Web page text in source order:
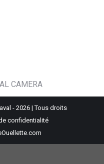
CAMERA
- 2026 | Tous droits
confidentialité